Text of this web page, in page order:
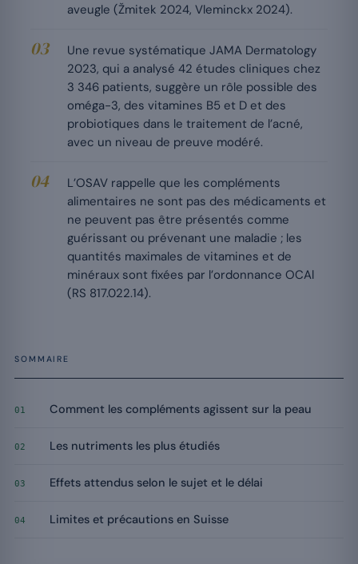
aveugle (Žmitek 2024, Vleminckx 2024).
Une revue systématique JAMA Dermatology
2023, qui a analysé 42 études cliniques chez
3 346 patients, suggère un rôle possible des
oméga-3, des vitamines B5 et D et des
probiotiques dans le traitement de l’acné,
avec un niveau de preuve modéré.
L’OSAV rappelle que les compléments
alimentaires ne sont pas des médicaments et
ne peuvent pas être présentés comme
guérissant ou prévenant une maladie ; les
quantités maximales de vitamines et de
minéraux sont fixées par l’ordonnance OCAl
(RS 817.022.14).
SOMMAIRE
01 Comment les compléments agissent sur la peau
02 Les nutriments les plus étudiés
03 Effets attendus selon le sujet et le délai
04 Limites et précautions en Suisse